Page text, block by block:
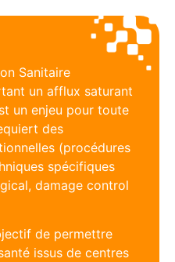
Sanitaire
un afflux saturant
un enjeu pour toute
des
(procédures
spécifiques
damage control
de permettre
issus de centres